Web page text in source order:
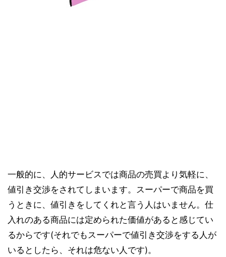
一般的に、人的サービスでは商品の売買より気軽に、
値引き交渉をされてしまいます。スーパーで商品を買
うときに、値引きをしてくれと言う人はいません。仕
入れのある商品には定められた価値があると感じてい
るからです(それでもスーパーで値引き交渉をする人が
いるとしたら、それは危ない人です)。